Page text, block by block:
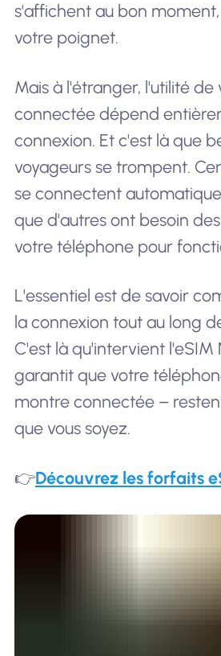
s'affichent au bon
votre poignet.
Mais à l'étranger, l'utilité
connectée dépend
connexion. Et c'est là que
voyageurs se trompent.
se connectent
que d'autres ont besoin
votre téléphone pour
L'essentiel est de savoir
la connexion tout au long
C'est là qu'intervient l'eSIM
garantit que votre
montre connectée –
que vous soyez.
👉Découvrez les forfaits